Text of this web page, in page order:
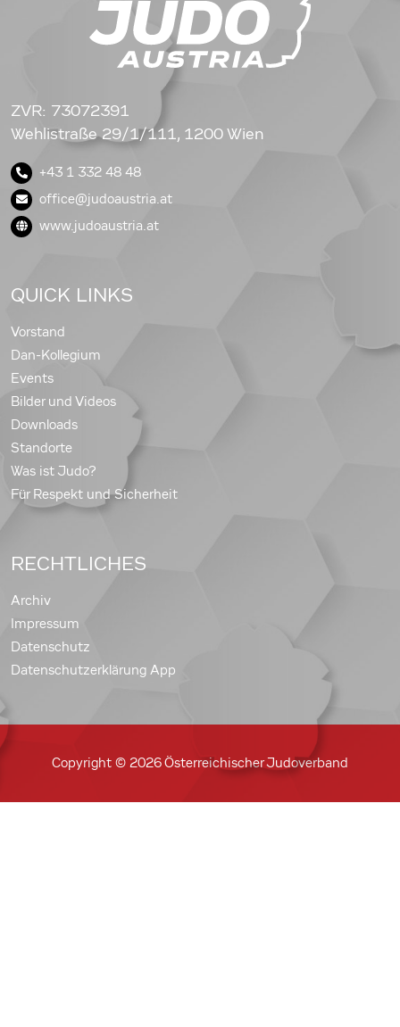
ZVR: 73072391
Wehlistraße 29/1/111, 1200 Wien
+43 1 332 48 48
office@judoaustria.at
www.judoaustria.at
QUICK LINKS
Vorstand
Dan-Kollegium
Events
Bilder und Videos
Downloads
Standorte
Was ist Judo?
Für Respekt und Sicherheit
RECHTLICHES
Archiv
Impressum
Datenschutz
Datenschutzerklärung App
Copyright © 2026 Österreichischer Judoverband